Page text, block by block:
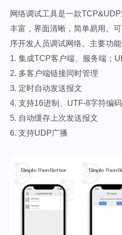
网络调试工具是一款
丰富，界面清晰，简单易用。
序开发人员调试网络。主要功能
1. 集成TCP客户端、服务端；
2. 多客户端链接同时管理
3. 定时自动发送报文
4. 支持16进制、UTF-8字符编
5. 自动缓存上次发送报文
6. 支持UDP广播